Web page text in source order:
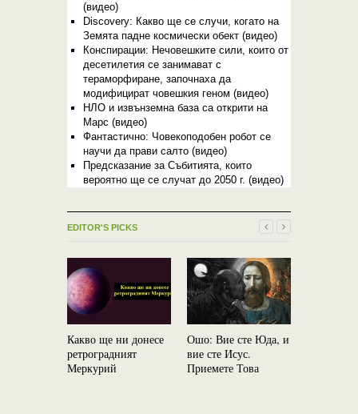
(видео)
Discovery: Какво ще се случи, когато на
Земята падне космически обект (видео)
Конспирации: Нечовешките сили, които от
десетилетия се занимават с
тераморфиране, започнаха да
модифицират човешкия геном (видео)
НЛО и извънземна база са открити на
Марс (видео)
Фантастично: Човекоподобен робот се
научи да прави салто (видео)
Предсказание за Събитията, които
вероятно ще се случат до 2050 г. (видео)
EDITOR'S PICKS
Какво ще ни донесе
ретроградният
Меркурий
Ошо: Вие сте Юда, и
вие сте Исус.
Приемете Това